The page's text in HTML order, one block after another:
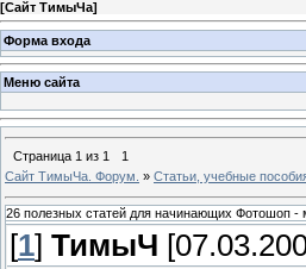
[Сайт ТимыЧа]
Форма входа
Меню сайта
Страница 1 из 1
1
Сайт ТимыЧа. Форум. » Статьи, учебные
26 полезных статей для начинающих Фотошоп -
[1] ТимыЧ